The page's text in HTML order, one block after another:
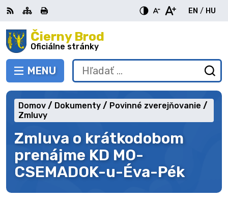
Preskočiť
na
obsah Čierny Brod
Oficiálne stránky
PREPNÚŤ
MENU
RSS MapaTlačiť
EN
English
/ HU
Hľadať:
Zmluva o krátkodobom
prenájme KD MO-
CSEMADOK-u-Éva-Pék
Domov Dokumenty
Povinné zverejňovanie
Zmluvy